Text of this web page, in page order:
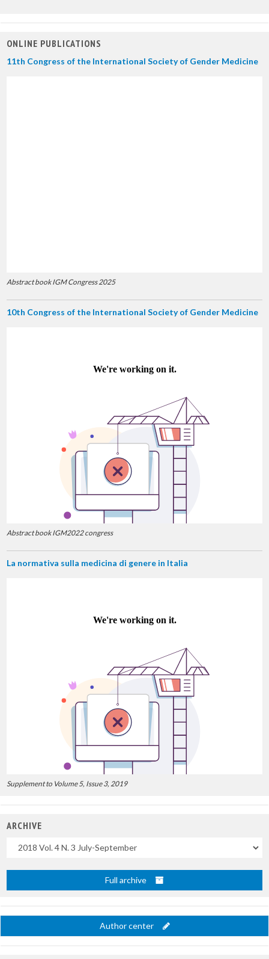
ONLINE PUBLICATIONS
11th Congress of the International Society of Gender Medicine
Abstract book IGM Congress 2025
10th Congress of the International Society of Gender Medicine
Abstract book IGM2022 congress
La normativa sulla medicina di genere in Italia
Supplement to Volume 5, Issue 3, 2019
ARCHIVE
Uscite
Full archive
Author center